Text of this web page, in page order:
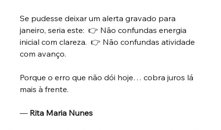
Se pudesse deixar um alerta gravado para
janeiro, seria este:  👉 Não confundas energia
inicial com clareza.  👉 Não confundas atividade
com avanço.
Porque o erro que não dói hoje… cobra juros lá
mais à frente.
— Rita Maria Nunes